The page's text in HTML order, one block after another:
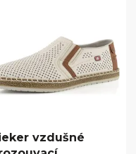
vzdušné